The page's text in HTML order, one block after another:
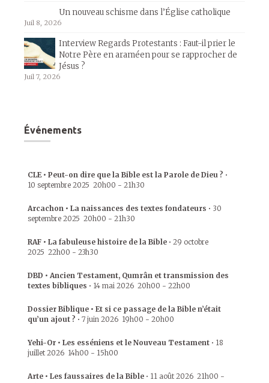
Un nouveau schisme dans l’Église catholique
Juil 8, 2026
Interview Regards Protestants : Faut-il prier le
Notre Père en araméen pour se rapprocher de
Jésus ?
Juil 7, 2026
Événements
CLE • Peut-on dire que la Bible est la Parole de Dieu ? •
10 septembre 2025 20h00 - 21h30
Arcachon • La naissances des textes fondateurs • 30
septembre 2025 20h00 - 21h30
RAF • La fabuleuse histoire de la Bible • 29 octobre
2025 22h00 - 23h30
DBD • Ancien Testament, Qumrân et transmission des
textes bibliques • 14 mai 2026 20h00 - 22h00
Dossier Biblique • Et si ce passage de la Bible n’était
qu’un ajout ? • 7 juin 2026 19h00 - 20h00
Yehi-Or • Les esséniens et le Nouveau Testament • 18
juillet 2026 14h00 - 15h00
Arte • Les faussaires de la Bible • 11 août 2026 21h00 -